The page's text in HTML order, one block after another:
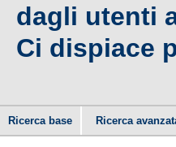
dagli utenti
Ci dispiace
Ricerca base Ricerca